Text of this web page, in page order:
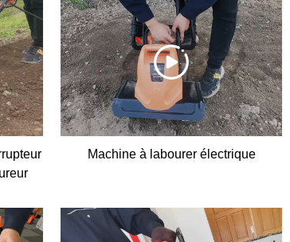
Machine à labourer électrique